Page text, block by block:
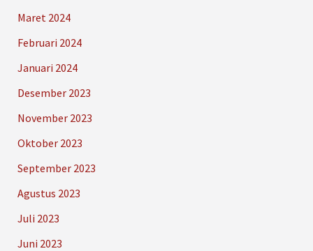
Maret 2024
Februari 2024
Januari 2024
Desember 2023
November 2023
Oktober 2023
September 2023
Agustus 2023
Juli 2023
Juni 2023